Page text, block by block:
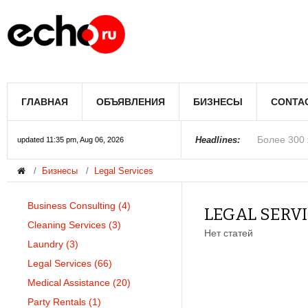
ГЛАВНАЯ ОБЪЯВЛЕНИЯ БИЗНЕСЫ
updated 11:35 pm, Aug 06, 2026 Headlines:
Мэрию
Более 300
В округе
Фермеры
В Лас-
Раскрыты
Ариана
Стало
В Госдуме
Бизнесы Legal Services
LEGAL
Нет статей
Business Consulting (4)
Cleaning Services (3)
Laundry (3)
Legal Services (66)
Medical Assistance (20)
Party Rentals (1)